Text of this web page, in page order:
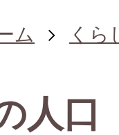
ム くら
人口